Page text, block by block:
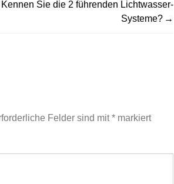
Kennen Sie die 2 führenden Lichtwasser-
Systeme?
Felder sind mit* markiert